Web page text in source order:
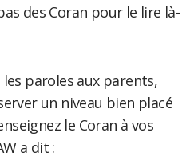
des Coran pour le lire là-
paroles aux parents,
un niveau bien placé
le Coran à vos
a dit :